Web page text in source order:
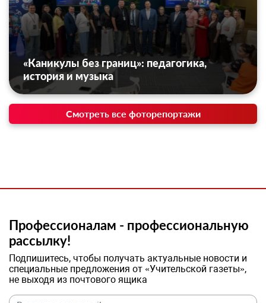
«Каникулы без границ»: педагогика,
история и музыка
Смотреть все фоторепортажи
Профессионалам - профессиональную
рассылку!
Подпишитесь, чтобы получать актуальные новости и
специальные предложения от «Учительской газеты»,
не выходя из почтового ящика